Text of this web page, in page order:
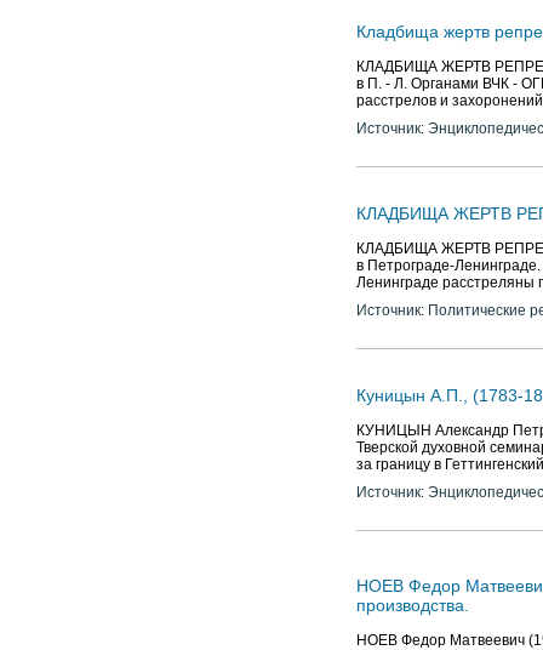
Кладбища жертв
КЛАДБИЩА ЖЕРТВ
в П. - Л. Органами ВЧК -
расстрелов и
Источник:
КЛАДБИЩА ЖЕРТВ
КЛАДБИЩА ЖЕРТВ
в Петрограде-
Ленинграде
Источник: Политические
Куницын А.П., (1783-
КУНИЦЫН Александр
Тверской духовной
за границу в
Источник:
НОЕВ Федор
производства.
НОЕВ Федор Матвеевич